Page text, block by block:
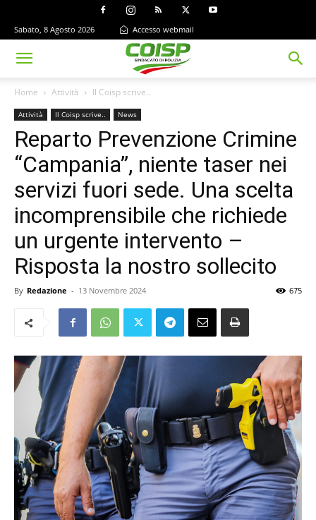
Sabato, 8 Agosto 2026 Accesso webmail
Home Attività Il Coisp scrive..
Attività Il Coisp scrive.. News
Reparto Prevenzione Crimine
“Campania”, niente taser nei
servizi fuori sede. Una scelta
incomprensibile che richiede
un urgente intervento –
Risposta la nostro sollecito
By Redazione - 13 Novembre 2024 675